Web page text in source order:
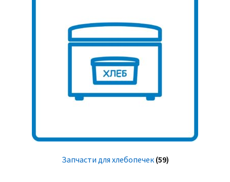
Запчасти для хлебопечек (59)